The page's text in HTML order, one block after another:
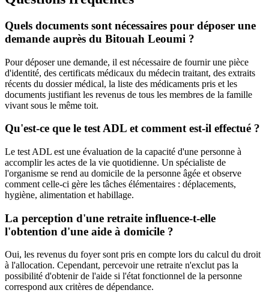
Quels documents sont nécessaires pour déposer une
demande auprès du Bitouah Leoumi ?
Pour déposer une demande, il est nécessaire de fournir une pièce
d'identité, des certificats médicaux du médecin traitant, des extraits
récents du dossier médical, la liste des médicaments pris et les
documents justifiant les revenus de tous les membres de la famille
vivant sous le même toit.
Qu'est-ce que le test ADL et comment est-il effectué ?
Le test ADL est une évaluation de la capacité d'une personne à
accomplir les actes de la vie quotidienne. Un spécialiste de
l'organisme se rend au domicile de la personne âgée et observe
comment celle-ci gère les tâches élémentaires : déplacements,
hygiène, alimentation et habillage.
La perception d'une retraite influence-t-elle
l'obtention d'une aide à domicile ?
Oui, les revenus du foyer sont pris en compte lors du calcul du droit
à l'allocation. Cependant, percevoir une retraite n'exclut pas la
possibilité d'obtenir de l'aide si l'état fonctionnel de la personne
correspond aux critères de dépendance.